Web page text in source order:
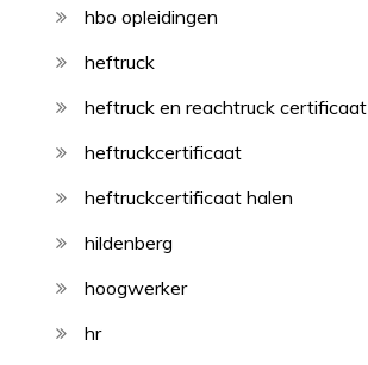
hbo opleidingen
heftruck
heftruck en reachtruck certificaat
heftruckcertificaat
heftruckcertificaat halen
hildenberg
hoogwerker
hr